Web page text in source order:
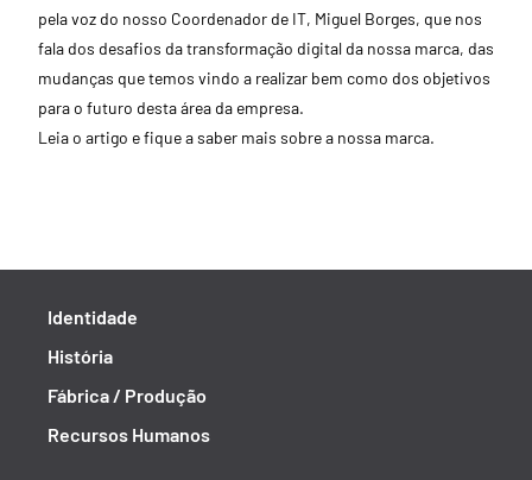
pela voz do nosso Coordenador de IT, Miguel Borges, que nos
fala dos desafios da transformação digital da nossa marca, das
mudanças que temos vindo a realizar bem como dos objetivos
para o futuro desta área da empresa.
Leia o artigo e fique a saber mais sobre a nossa marca.
Identidade
História
Fábrica / Produção
Recursos Humanos